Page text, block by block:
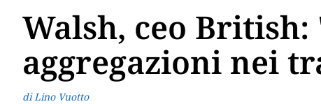
Walsh, ceo
aggregazioni nei
di Lino Vuotto